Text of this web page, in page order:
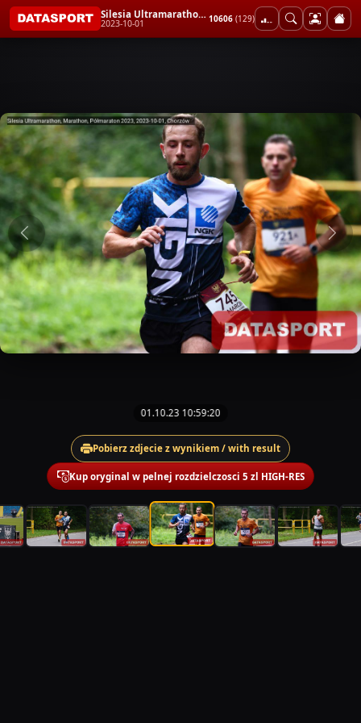
Silesia Ultramarathon, Marathon, Półmaraton 2023
2023-10-01 10606 (129)
01.10.23 10:59:20
Pobierz zdjecie z wynikiem / with result
Kup oryginal w pelnej rozdzielczosci 5 zl HIGH-RES